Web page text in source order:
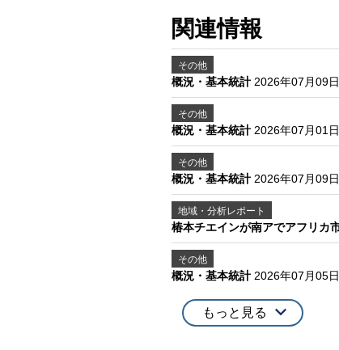
関連情報
その他
概況・基本統計 2026年07月09日
その他
概況・基本統計 2026年07月01日
その他
概況・基本統計 2026年07月09日
地域・分析レポート
椿本チエインが南アでアフリカ
その他
概況・基本統計 2026年07月05日
もっと見る